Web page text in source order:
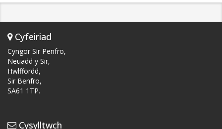
Cyfeiriad
Cyngor Sir Penfro,
Neuadd y Sir,
Hwlffordd,
Sir Benfro,
SA61 1TP.
Cysylltwch